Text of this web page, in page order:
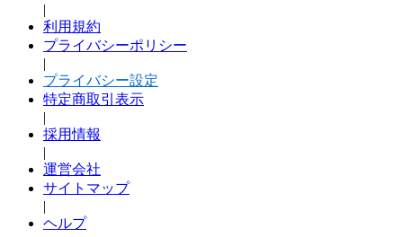
|
利用規約
プライバシーポリシー
|
プライバシー設定
特定商取引表示
|
採用情報
|
運営会社
サイトマップ
|
ヘルプ